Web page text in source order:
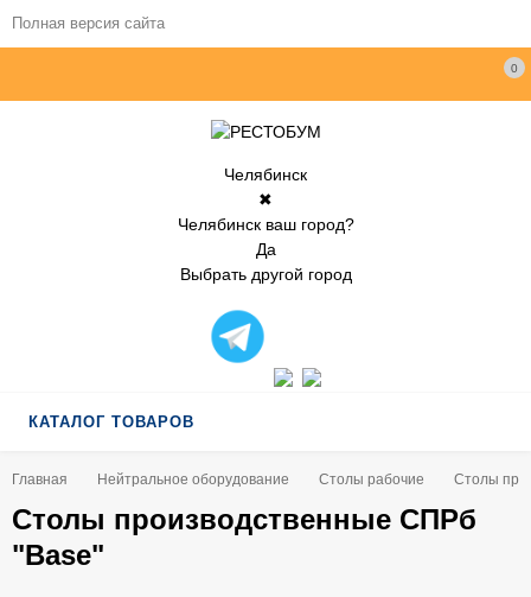
Полная версия сайта
0
Челябинск
✖
Челябинск ваш город?
Да
Выбрать другой город
КАТАЛОГ ТОВАРОВ
Главная Нейтральное оборудование Столы рабочие Столы
Столы производственные СПРб
"Base"​